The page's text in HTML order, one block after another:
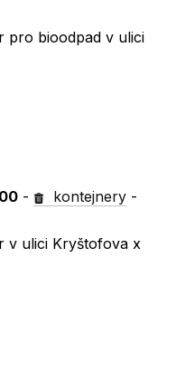
pro bioodpad v ulici
- kontejnery -
v ulici Kryštofova x